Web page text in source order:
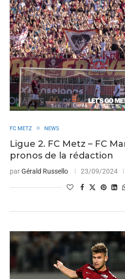
FC METZ NEWS
Ligue 2. FC Metz – FC
pronos de la rédaction
parGérald Russello 23/09/2024